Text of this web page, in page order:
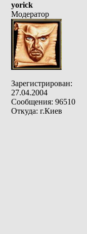
yorick
Модератор
Зарегистрирован:
27.04.2004
Сообщения: 96510
Откуда: г.Киев